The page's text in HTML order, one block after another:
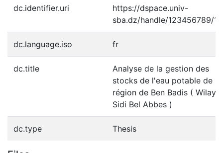
dc.identifier.uri
https://dspace.univ-
sba.dz/handle/123456789/
dc.language.iso fr
dc.title
Analyse de la gestion des
stocks de l'eau potable de la
région de Ben Badis ( Wilaya
Sidi Bel Abbes )
dc.type Thesis